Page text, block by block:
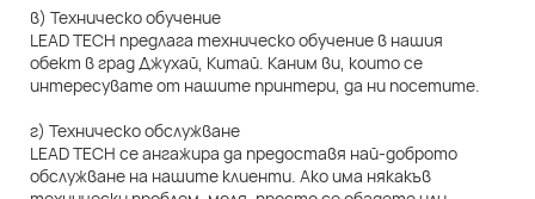
в) Техническо обучение
LEAD TECH предлага техническо обучение в нашия
обект в град Джухай, Китай. Каним ви, които се
интересувате от нашите принтери, да ни посетите.
г) Техническо обслужване
LEAD TECH се ангажира да предоставя най-доброто
обслужване на нашите клиенти. Ако има някакъв